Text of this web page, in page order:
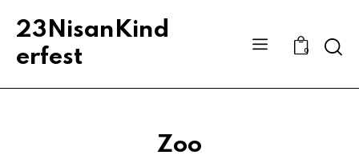
23NisanKind
erfest
0
Zoo